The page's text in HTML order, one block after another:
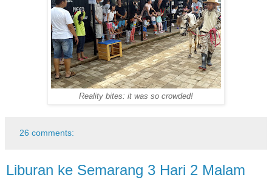
Reality bites: it was so crowded!
26 comments:
Liburan ke Semarang 3 Hari 2 Malam